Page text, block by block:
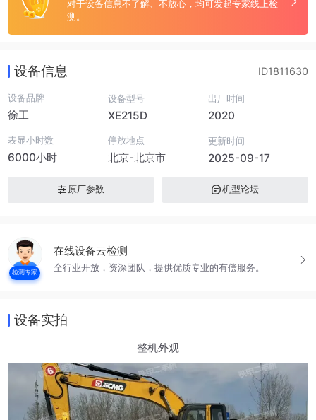
对于设备信息不了解、不放心，均可发起专家线上检
测。
设备信息 ID1811630
设备品牌
徐工
设备型号
XE215D
出厂时间
2020
表显小时数
6000小时
停放地点
北京-北京市
更新时间
2025-09-17
原厂参数 机型论坛
检测专家
在线设备云检测
全行业开放，资深团队，提供优质专业的有偿服务。
设备实拍
整机外观